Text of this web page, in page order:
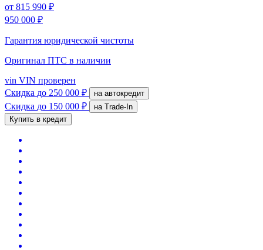
от 815 990 ₽
950 000 ₽
Гарантия юридической чистоты
Оригинал ПТС в наличии
vin VIN проверен
Скидка до 250 000 ₽ на автокредит
Скидка до 150 000 ₽
на Trade-In
Купить в кредит